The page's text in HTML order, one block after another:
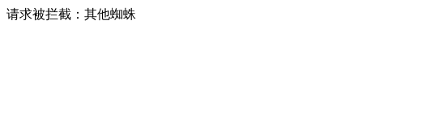
请求被拦截：其他蜘蛛